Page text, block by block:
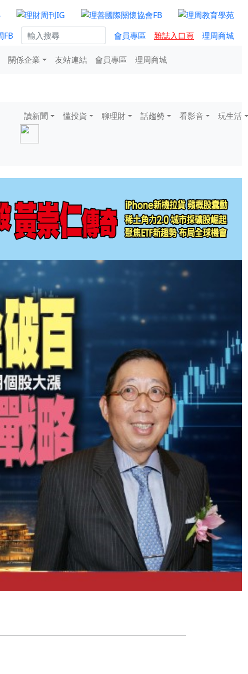
會員專區 雜誌入口頁 理周商城
關係企業 友站連結 會員專區 理周商城
讀新聞 懂投資 聊理財 話趨勢 看影音 玩生活